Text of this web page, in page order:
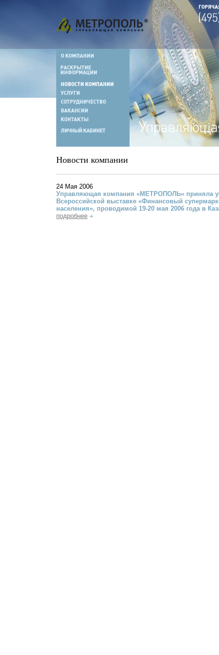
Новости компании
24 Мая 2006
Управляющая компания «МЕТРОПОЛЬ» приняла
Всероссийской выставке «Финансовый
населения», проводимой 19-20 мая 2006 года в
подробнее